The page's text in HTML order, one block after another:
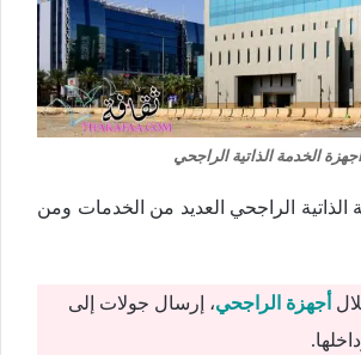
أجهزة الخدمة الذاتية الراجحي
الذاتية الراجحي العديد من الخدمات ومن
أجهزة الراجحي، إرسال جولات إلى